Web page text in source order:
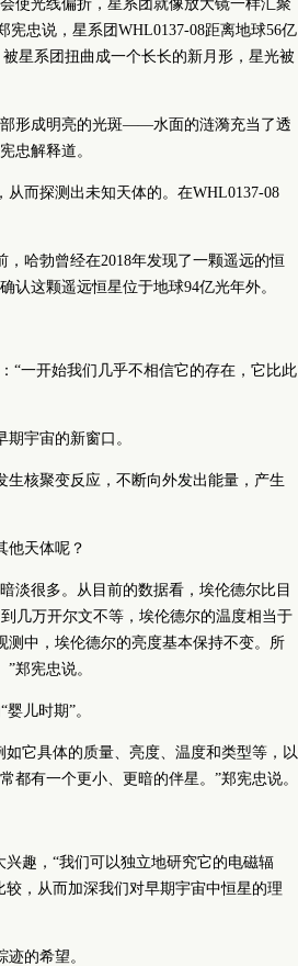
使光线偏折，星系团就像放大镜一样汇聚
宪忠说，星系团WHL0137-08距离地球56亿
星系团扭曲成一个长长的新月形，星光被
形成明亮的光斑——水面的涟漪充当了透
忠解释道。
而探测出未知天体的。在WHL0137-08
哈勃曾经在2018年发现了一颗遥远的恒
这颗遥远恒星位于地球94亿光年外。
“一开始我们几乎不相信它的存在，它比此
宇宙的新窗口。
核聚变反应，不断向外发出能量，产生
他天体呢？
淡很多。从目前的数据看，埃伦德尔比目
几万开尔文不等，埃伦德尔的温度相当于
测中，埃伦德尔的亮度基本保持不变。所
郑宪忠说。
儿时期”。
它具体的质量、亮度、温度和类型等，以
都有一个更小、更暗的伴星。”郑宪忠说。
趣，“我们可以独立地研究它的电磁辐
，从而加深我们对早期宇宙中恒星的理
的希望。